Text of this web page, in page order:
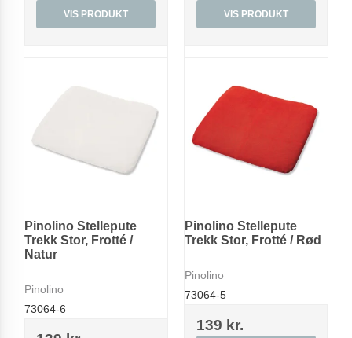
VIS PRODUKT VIS PRODUKT
Pinolino Stellepute
Trekk Stor, Frotté /
Natur
Pinolino
73064-6
Pinolino Stellepute
Trekk Stor, Frotté / Rød
Pinolino
73064-5
139 kr.